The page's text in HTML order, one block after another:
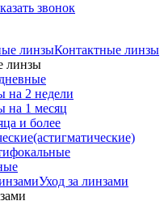
звонок
Контактные линзы
линзы
на 2 недели
на 1 месяц
и более
Уход за линзами